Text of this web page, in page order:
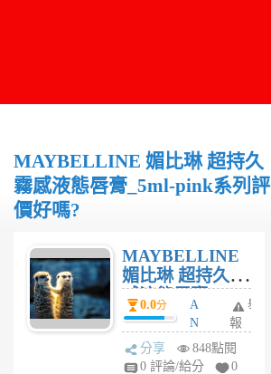
MAYBELLINE 媚比琳 超持久
霧感液態唇膏_5ml-pink系列評
價好嗎?
MAYBELLINE
媚比琳 超持久霧
感液態唇膏_5ml-
pink系列評價好
嗎?
0.0分
A
N
IE
6
舉
報
分享
848點閱
0 評論/給分
0